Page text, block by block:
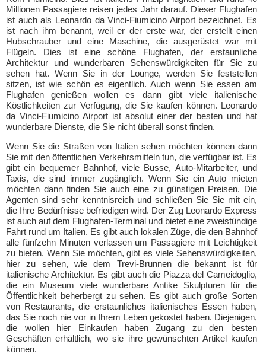
Millionen Passagiere reisen jedes Jahr darauf. Dieser Flughafen
ist auch als Leonardo da Vinci-Fiumicino Airport bezeichnet. Es
ist nach ihm benannt, weil er der erste war, der erstellt einen
Hubschrauber und eine Maschine, die ausgerüstet war mit
Flügeln. Dies ist eine schöne Flughafen, der erstaunliche
Architektur und wunderbaren Sehenswürdigkeiten für Sie zu
sehen hat. Wenn Sie in der Lounge, werden Sie feststellen
sitzen, ist wie schön es eigentlich. Auch wenn Sie essen am
Flughafen genießen wollen es dann gibt viele italienische
Köstlichkeiten zur Verfügung, die Sie kaufen können. Leonardo
da Vinci-Fiumicino Airport ist absolut einer der besten und hat
wunderbare Dienste, die Sie nicht überall sonst finden.
Wenn Sie die Straßen von Italien sehen möchten können dann
Sie mit den öffentlichen Verkehrsmitteln tun, die verfügbar ist. Es
gibt ein bequemer Bahnhof, viele Busse, Auto-Mitarbeiter, und
Taxis, die sind immer zugänglich. Wenn Sie ein Auto mieten
möchten dann finden Sie auch eine zu günstigen Preisen. Die
Agenten sind sehr kenntnisreich und schließen Sie Sie mit ein,
die Ihre Bedürfnisse befriedigen wird. Der Zug Leonardo Express
ist auch auf dem Flughafen-Terminal und bietet eine zweistündige
Fahrt rund um Italien. Es gibt auch lokalen Züge, die den Bahnhof
alle fünfzehn Minuten verlassen um Passagiere mit Leichtigkeit
zu bieten. Wenn Sie möchten, gibt es viele Sehenswürdigkeiten,
hier zu sehen, wie dem Trevi-Brunnen die bekannt ist für
italienische Architektur. Es gibt auch die Piazza del Cameidoglio,
die ein Museum viele wunderbare Antike Skulpturen für die
Öffentlichkeit beherbergt zu sehen. Es gibt auch große Sorten
von Restaurants, die erstaunliches italienisches Essen haben,
das Sie noch nie vor in Ihrem Leben gekostet haben. Diejenigen,
die wollen hier Einkaufen haben Zugang zu den besten
Geschäften erhältlich, wo sie ihre gewünschten Artikel kaufen
können.